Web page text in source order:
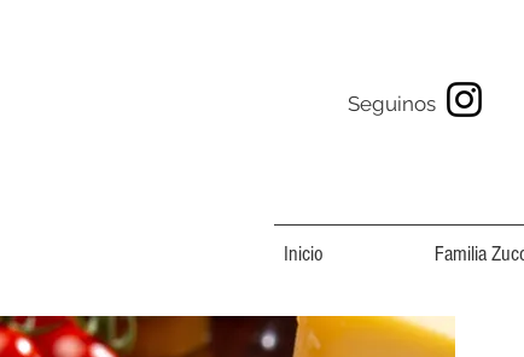
Seguinos
Inicio Familia